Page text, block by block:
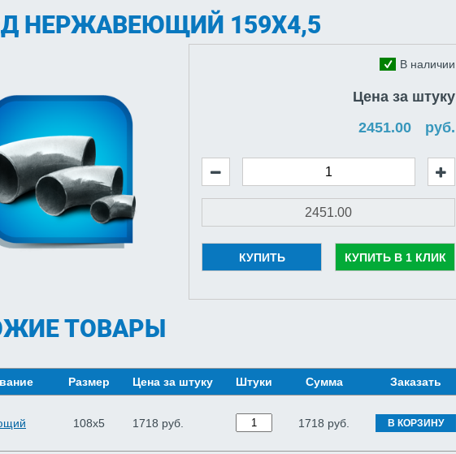
НЕРЖАВЕЮЩИЙ 159Х4,5
В наличии
Цена за штуку
руб.
КУПИТЬ КУПИТЬ В 1 КЛИК
ТОВАРЫ
Размер Цена за штуку Штуки Сумма Заказать
108х5 1718 руб. 1718 руб. В КОРЗИНУ